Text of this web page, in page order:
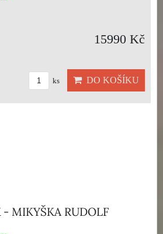
15990 Kč
ks DO KOŠÍKU
MIKYŠKA RUDOLF